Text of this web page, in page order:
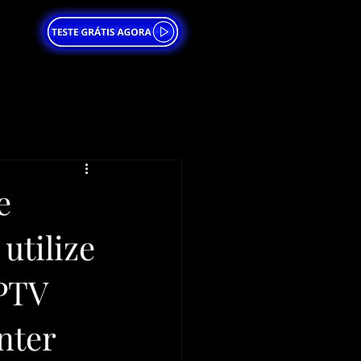
utilize